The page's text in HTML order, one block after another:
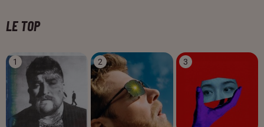
LE TOP
1 2 3